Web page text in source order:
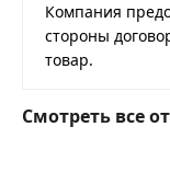
Компания
стороны
товар.
Смотреть все